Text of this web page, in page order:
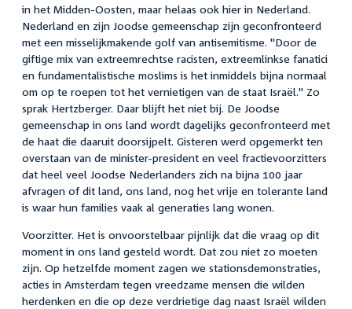
in het Midden-Oosten, maar helaas ook hier in Nederland.
Nederland en zijn Joodse gemeenschap zijn geconfronteerd
met een misselijkmakende golf van antisemitisme. "Door de
giftige mix van extreemrechtse racisten, extreemlinkse fanatici
en fundamentalistische moslims is het inmiddels bijna normaal
om op te roepen tot het vernietigen van de staat Israël." Zo
sprak Hertzberger. Daar blijft het niet bij. De Joodse
gemeenschap in ons land wordt dagelijks geconfronteerd met
de haat die daaruit doorsijpelt. Gisteren werd opgemerkt ten
overstaan van de minister-president en veel fractievoorzitters
dat heel veel Joodse Nederlanders zich na bijna 100 jaar
afvragen of dit land, ons land, nog het vrije en tolerante land
is waar hun families vaak al generaties lang wonen.
Voorzitter. Het is onvoorstelbaar pijnlijk dat die vraag op dit
moment in ons land gesteld wordt. Dat zou niet zo moeten
zijn. Op hetzelfde moment zagen we stationsdemonstraties,
acties in Amsterdam tegen vreedzame mensen die wilden
herdenken en die op deze verdrietige dag naast Israël wilden